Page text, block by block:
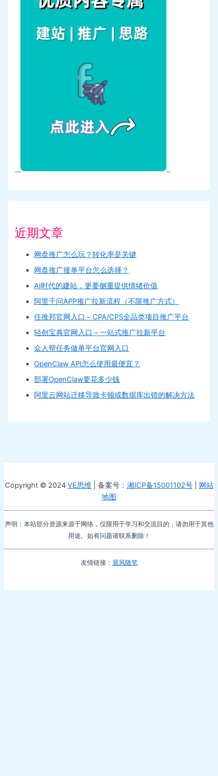
近期文章
网盘推广怎么玩？转化率是关键
网盘推广接单平台怎么选择？
AI时代的建站，更要侧重提供情绪价值
阿里千问APP推广拉新流程（不限推广方式）
任推邦官网入口 – CPA/CPS全品类项目推广平台
轻创宝典官网入口 – 一站式推广拉新平台
众人帮任务做单平台官网入口
OpenClaw API怎么使用最便宜？
部署OpenClaw要花多少钱
阿里云网站迁移导致卡顿或数据库出错的解决方法
Copyright © 2024 VE思维 | 备案号： 湘ICP备15001102号| 网站
地图
声明：本站部分资源来源于网络，仅限用于学习和交流目的，请勿用于其他
用途。如有问题请联系删除！
友情链接： 晨风随笔